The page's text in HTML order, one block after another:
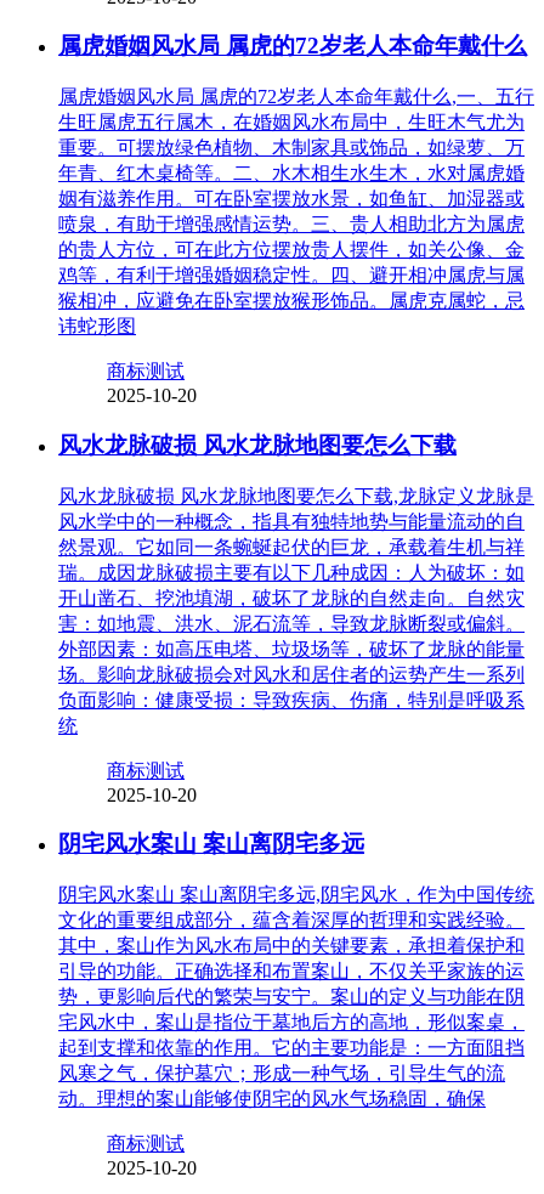
属虎婚姻风水局 属虎的72岁老人本命年戴什么
属虎婚姻风水局 属虎的72岁老人本命年戴什么,一、五行
生旺属虎五行属木，在婚姻风水布局中，生旺木气尤为
重要。可摆放绿色植物、木制家具或饰品，如绿萝、万
年青、红木桌椅等。二、水木相生水生木，水对属虎婚
姻有滋养作用。可在卧室摆放水景，如鱼缸、加湿器或
喷泉，有助于增强感情运势。三、贵人相助北方为属虎
的贵人方位，可在此方位摆放贵人摆件，如关公像、金
鸡等，有利于增强婚姻稳定性。四、避开相冲属虎与属
猴相冲，应避免在卧室摆放猴形饰品。属虎克属蛇，忌
讳蛇形图
商标测试
2025-10-20
风水龙脉破损 风水龙脉地图要怎么下载
风水龙脉破损 风水龙脉地图要怎么下载,龙脉定义龙脉是
风水学中的一种概念，指具有独特地势与能量流动的自
然景观。它如同一条蜿蜒起伏的巨龙，承载着生机与祥
瑞。成因龙脉破损主要有以下几种成因：人为破坏：如
开山凿石、挖池填湖，破坏了龙脉的自然走向。自然灾
害：如地震、洪水、泥石流等，导致龙脉断裂或偏斜。
外部因素：如高压电塔、垃圾场等，破坏了龙脉的能量
场。影响龙脉破损会对风水和居住者的运势产生一系列
负面影响：健康受损：导致疾病、伤痛，特别是呼吸系
统
商标测试
2025-10-20
阴宅风水案山 案山离阴宅多远
阴宅风水案山 案山离阴宅多远,阴宅风水，作为中国传统
文化的重要组成部分，蕴含着深厚的哲理和实践经验。
其中，案山作为风水布局中的关键要素，承担着保护和
引导的功能。正确选择和布置案山，不仅关乎家族的运
势，更影响后代的繁荣与安宁。案山的定义与功能在阴
宅风水中，案山是指位于墓地后方的高地，形似案桌，
起到支撑和依靠的作用。它的主要功能是：一方面阻挡
风寒之气，保护墓穴；形成一种气场，引导生气的流
动。理想的案山能够使阴宅的风水气场稳固，确保
商标测试
2025-10-20